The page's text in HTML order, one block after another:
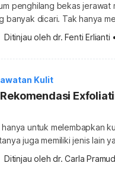
penghilang bekas jerawat
banyak dicari. Tak hanya
jenis serum ini umumnya
bekas jerawat. Berbagai
salah satu rangkaian
Ditinjau oleh dr. Fenti Erlianti •
Kulit
hanya untuk melembapkan
juga memiliki jenis lain
dengan exfoliating toner.
berbagai rekomendasi
Ditinjau oleh dr. Carla